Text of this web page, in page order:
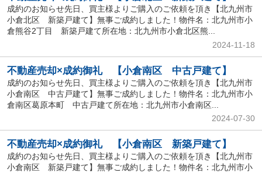
成約のお知らせ先日、買主様よりご購入のご依頼を頂き【北九州市
小倉北区 新築戸建て】無事ご成約しました！物件名：北九州市小
倉熊谷2丁目 新築戸建て所在地：北九州市小倉北区熊...
2024-11-18
不動産売却×成約御礼 【小倉南区 中古戸建て】
成約のお知らせ先日、買主様よりご購入のご依頼を頂き【北九州市
小倉南区 中古戸建て】無事ご成約しました！物件名：北九州市小
倉南区葛原本町 中古戸建て所在地：北九州市小倉南区...
2024-07-30
不動産売却×成約御礼 【小倉南区 新築戸建て】
成約のお知らせ先日、買主様よりご購入のご依頼を頂き【北九州市
小倉南区 新築戸建て】無事ご成約しました！物件名：北九州市小